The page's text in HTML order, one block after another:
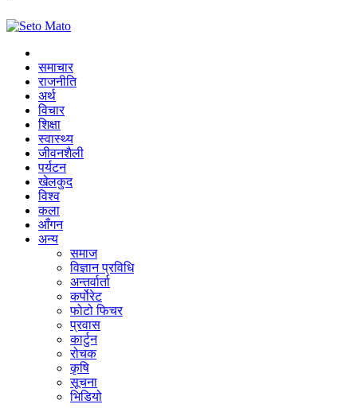
समाचार
राजनीति
अर्थ
विचार
शिक्षा
स्वास्थ्य
जीवनशैली
पर्यटन
खेलकुद
विश्व
कला
आँगन
अन्य
समाज
विज्ञान प्रविधि
अन्तर्वार्ता
कर्पोरेट
फोटो फिचर
प्रवास
कार्टुन
रोचक
कृषि
सूचना
भिडियो